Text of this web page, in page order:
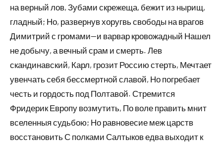
на верный лов, Зубами скрежеща, бежит из нырищ,
гладный; Но, развернув хоругвь свободы на врагов
Димитрий с громами—и варвар кровожадный Нашел
не добычу, а вечный срам и смерть. Лев
скандинавский, Карл, грозит Россию стерть, Мечтает
увенчать себя бессмертной славой, Но погребает
честь и гордость под Полтавой. Стремится
Фридерик Европу возмутить, По воле править мнит
вселенныя судьбою; Но равновесие меж царств
восстановить С полками Салтыков едва выходит к